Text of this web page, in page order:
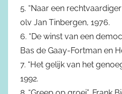
5. “Naar een
olv Jan Tinbergen, 1976.
6. “De winst van een
Bas de Gaay-Fortman en
7. “Het gelijk van het
1992.